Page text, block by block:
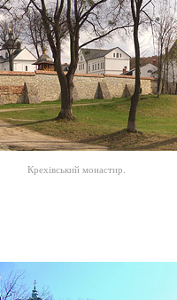
Крехівський монастир.